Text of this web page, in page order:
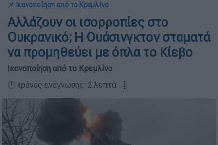
📌 Ικανοποίηση από το Κρεμλίνο
Αλλάζουν οι ισορροπίες στο
Ουκρανικό; Η Ουάσινγκτον σταματά
να προμηθεύει με όπλα το Κίεβο
Ικανοποίηση από το Κρεμλίνο
🕛 χρόνος ανάγνωσης: 2 λεπτά ┋